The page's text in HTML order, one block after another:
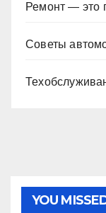
Ремонт — это
Советы
YOU